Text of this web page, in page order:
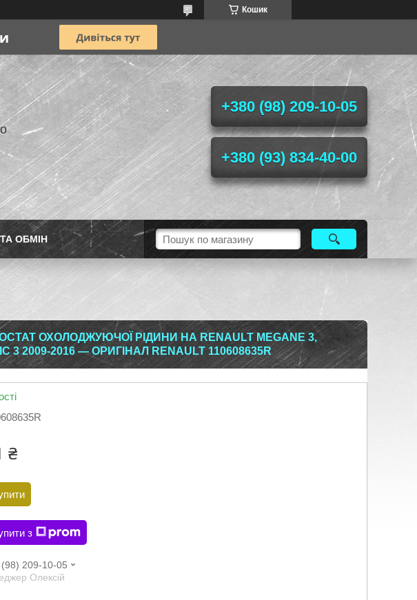
Кошик
+380 (98) 209-10-05
+380 (93) 834-40-00
ОБМІН
ОХОЛОДЖУЮЧОЇ РІДИНИ НА RENAULT MEGANE 3,
3 2009-2016 — ОРИГІНАЛ RENAULT 110608635R
₴
з
209-10-05
Олексій